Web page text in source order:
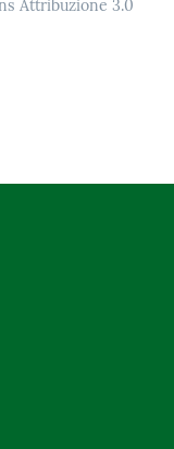
Attribuzione 3.0